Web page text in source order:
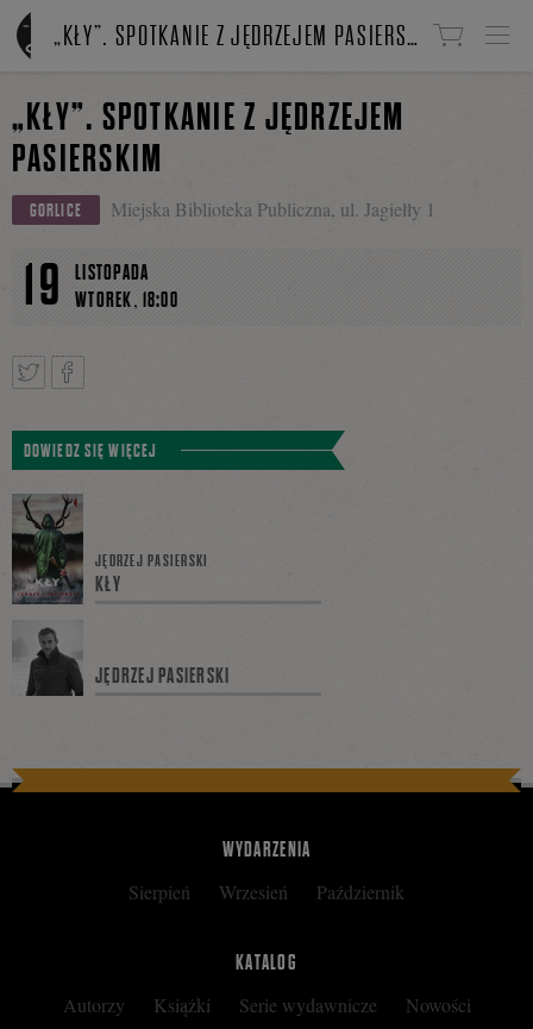
Linki do przejścia
„KŁY”. SPOTKANIE Z JĘDRZEJEM PASIERSKIM
„KŁY”. SPOTKANIE Z JĘDRZEJEM
PASIERSKIM
GORLICE Miejska Biblioteka Publiczna, ul. Jagiełły 1
19
LISTOPADA
WTOREK, 18:00
TweetnijPodziel
się
na
DOWIEDZ SIĘ WIĘCEJ
JĘDRZEJ PASIERSKI
KŁY
JĘDRZEJ PASIERSKI
WYDARZENIA
Sierpień Wrzesień Październik
KATALOG
Autorzy Książki Serie wydawnicze
Nowości